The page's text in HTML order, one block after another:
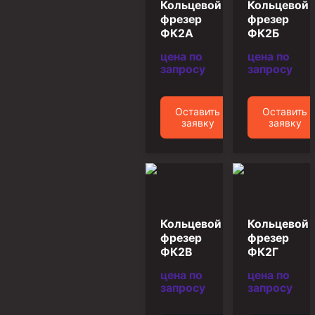
Кольцевой
фрезер
ФК2А
цена по
запросу
Оставить
заявку
Кольцевой
фрезер
ФК2Б
цена по
запросу
Оставить
заявку
Кольцевой
фрезер
ФК2В
цена по
запросу
Кольцевой
фрезер
ФК2Г
цена по
запросу